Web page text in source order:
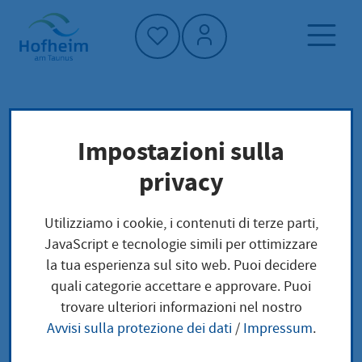
Home"
Pagina iniziale
Politica e amministrazione
Finanze e partecipazioni
Bilancio 2024/2025
Il bilancio 2024/2025 è stato presentato
Impostazioni sulla
privacy
Utilizziamo i cookie, i contenuti di terze parti,
JavaScript e tecnologie simili per ottimizzare
la tua esperienza sul sito web. Puoi decidere
quali categorie accettare e approvare. Puoi
trovare ulteriori informazioni nel nostro
Avvisi sulla protezione dei dati/ Impressum.